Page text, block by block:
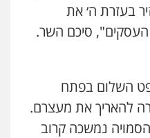
בעזרת ה׳ את
העסקים", סיכם השר.
השלום בפתח
להאריך את מעצרם.
נמשכה קרוב